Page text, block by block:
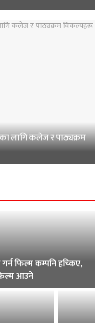
लागि कलेज र पाठ्यक्रम
फिल्म कम्पनि हच्किए,
आउने